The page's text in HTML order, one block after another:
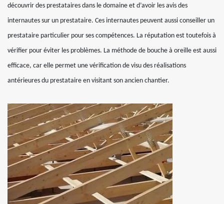
découvrir des prestataires dans le domaine et d’avoir les avis des
internautes sur un prestataire. Ces internautes peuvent aussi conseiller un
prestataire particulier pour ses compétences. La réputation est toutefois à
vérifier pour éviter les problèmes. La méthode de bouche à oreille est aussi
efficace, car elle permet une vérification de visu des réalisations
antérieures du prestataire en visitant son ancien chantier.